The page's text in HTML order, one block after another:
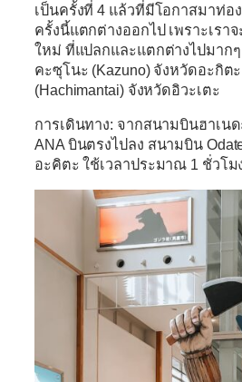
เป็นครั้งที่ 4 แล้วที่มีโอกาสมาท่อ
ครั้งนี้แตกต่างออกไป เพราะเรา
ใหม่ ที่แปลกและแตกต่างไปมาก
คะซุโนะ (Kazuno) จังหวัดอะกิตะ
(Hachimantai) จังหวัดอิวะเตะ
การเดินทาง: จากสนามบินฮาเน
ANA บินตรงไปลง สนามบิน
อะคิตะ ใช้เวลาประมาณ 1 ชั่วโม